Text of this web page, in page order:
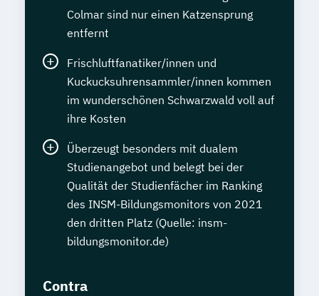
Colmar sind nur einen Katzensprung
entfernt
Frischluftfanatiker/innen und
Kuckucksuhrensammler/innen kommen
im wunderschönen Schwarzwald voll auf
ihre Kosten
Überzeugt besonders mit dualem
Studienangebot und belegt bei der
Qualität der Studienfächer im Ranking
des INSM-Bildungsmonitors von 2021
den dritten Platz (Quelle: insm-
bildungsmonitor.de)
Contra